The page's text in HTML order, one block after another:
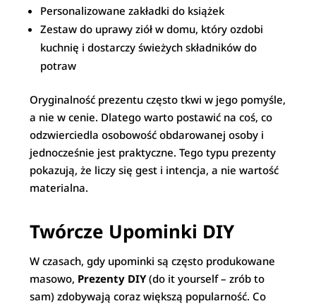
Personalizowane zakładki do książek
Zestaw do uprawy ziół w domu, który ozdobi
kuchnię i dostarczy świeżych składników do
potraw
Oryginalność prezentu często tkwi w jego pomyśle,
a nie w cenie. Dlatego warto postawić na coś, co
odzwierciedla osobowość obdarowanej osoby i
jednocześnie jest praktyczne. Tego typu prezenty
pokazują, że liczy się gest i intencja, a nie wartość
materialna.
Twórcze Upominki DIY
W czasach, gdy upominki są często produkowane
masowo, Prezenty DIY(do it yourself – zrób to
sam) zdobywają coraz większą popularność. Co